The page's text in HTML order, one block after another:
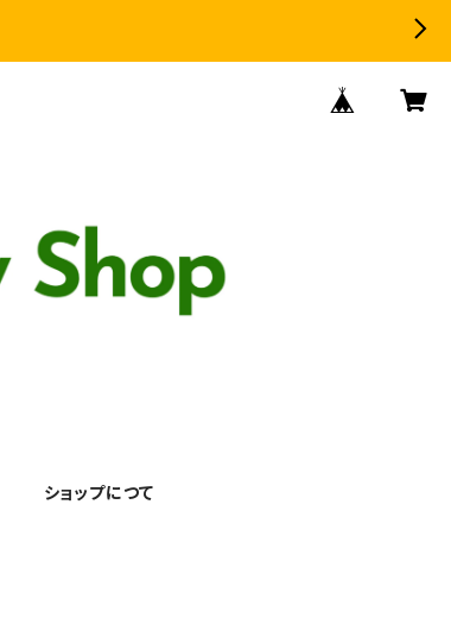
ショップにつて